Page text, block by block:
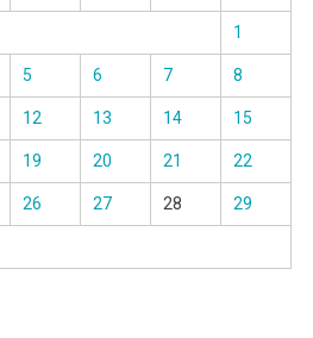
1
5 6 7 8
12 13 14 15
19 20 21 22
26 27 28 29